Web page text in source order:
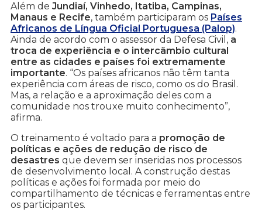
Além de Jundiaí, Vinhedo, Itatiba, Campinas,
Manaus e Recife, também participaram os Países
Africanos de Língua Oficial Portuguesa (Palop).
Ainda de acordo com o assessor da Defesa Civil, a
troca de experiência e o intercâmbio cultural
entre as cidades e países foi extremamente
importante. “Os países africanos não têm tanta
experiência com áreas de risco, como os do Brasil.
Mas, a relação e a aproximação deles com a
comunidade nos trouxe muito conhecimento”,
afirma.
O treinamento é voltado para a promoção de
políticas e ações de redução de risco de
desastres que devem ser inseridas nos processos
de desenvolvimento local. A construção destas
políticas e ações foi formada por meio do
compartilhamento de técnicas e ferramentas entre
os participantes.